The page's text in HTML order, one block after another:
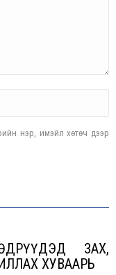
нэр, имэйл хөтөч дээр
ЗАХ,
ХУВААРЬ